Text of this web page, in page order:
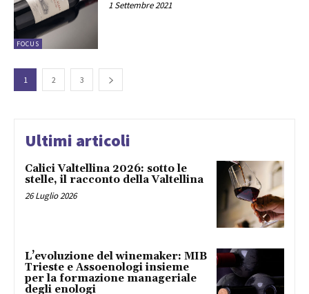
FOCUS
1 Settembre 2021
1 2 3
Ultimi articoli
Calici Valtellina 2026: sotto le
stelle, il racconto della Valtellina
26 Luglio 2026
L’evoluzione del winemaker: MIB
Trieste e Assoenologi insieme
per la formazione manageriale
degli enologi